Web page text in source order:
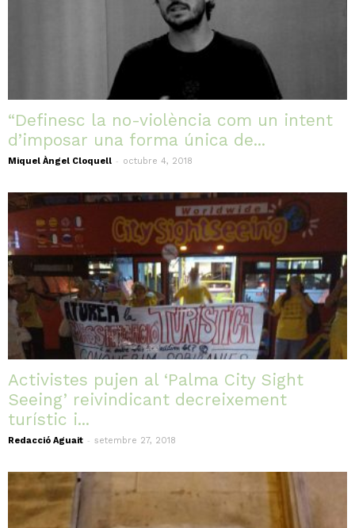
“Definesc la no-violència com un intent
d’imposar una forma única de...
Miquel Àngel Cloquell - octubre 4, 2018
Activistes pujen al ‘Palma City Sight
Seeing’ reivindicant decreixement
turístic i...
Redacció Aguait - setembre 27, 2018